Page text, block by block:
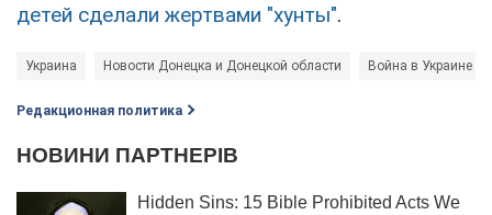
детей сделали жертвами "хунты".
Украина Новости Донецка и Донецкой области Война в Украине
Редакционная политика